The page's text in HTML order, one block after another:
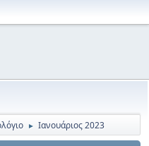
► Ιανουάριος 2023